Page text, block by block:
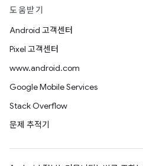
도움받기
Android 고객센터
Pixel 고객센터
www.android.com
Google Mobile Services
Stack Overflow
문제 추적기